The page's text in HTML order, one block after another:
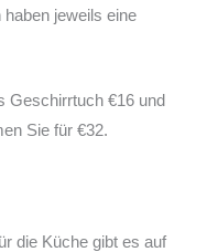
haben jeweils eine
Geschirrtuch €16 und
Sie für €32.
die Küche gibt es auf